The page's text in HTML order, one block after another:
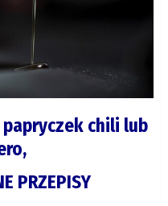
papryczek chili lub
PRZEPISY